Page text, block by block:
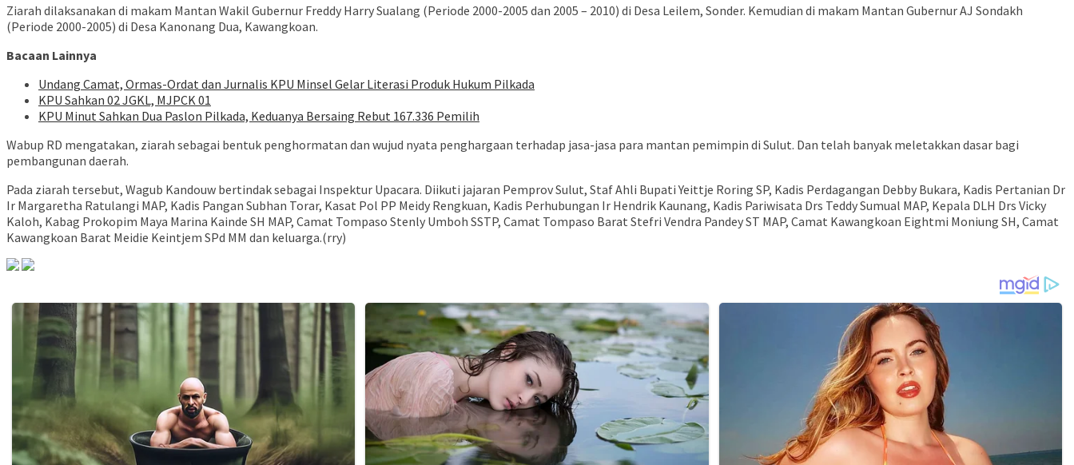
Ziarah dilaksanakan di makam Mantan Wakil Gubernur Freddy Harry Sualang (Periode 2000-2005 dan 2005 – 2010) di Desa Leilem, Sonder. Kemudian di makam Mantan Gubernur AJ Sondakh
(Periode 2000-2005) di Desa Kanonang Dua, Kawangkoan.
Bacaan Lainnya
Undang Camat, Ormas-Ordat dan Jurnalis KPU Minsel Gelar Literasi Produk Hukum Pilkada
KPU Sahkan 02 JGKL, MJPCK 01
KPU Minut Sahkan Dua Paslon Pilkada, Keduanya Bersaing Rebut 167.336 Pemilih
Wabup RD mengatakan, ziarah sebagai bentuk penghormatan dan wujud nyata penghargaan terhadap jasa-jasa para mantan pemimpin di Sulut. Dan telah banyak meletakkan dasar bagi
pembangunan daerah.
Pada ziarah tersebut, Wagub Kandouw bertindak sebagai Inspektur Upacara. Diikuti jajaran Pemprov Sulut, Staf Ahli Bupati Yeittje Roring SP, Kadis Perdagangan Debby Bukara, Kadis Pertanian Dr
Ir Margaretha Ratulangi MAP, Kadis Pangan Subhan Torar, Kasat Pol PP Meidy Rengkuan, Kadis Perhubungan Ir Hendrik Kaunang, Kadis Pariwisata Drs Teddy Sumual MAP, Kepala DLH Drs Vicky
Kaloh, Kabag Prokopim Maya Marina Kainde SH MAP, Camat Tompaso Stenly Umboh SSTP, Camat Tompaso Barat Stefri Vendra Pandey ST MAP, Camat Kawangkoan Eightmi Moniung SH, Camat
Kawangkoan Barat Meidie Keintjem SPd MM dan keluarga.(rry)